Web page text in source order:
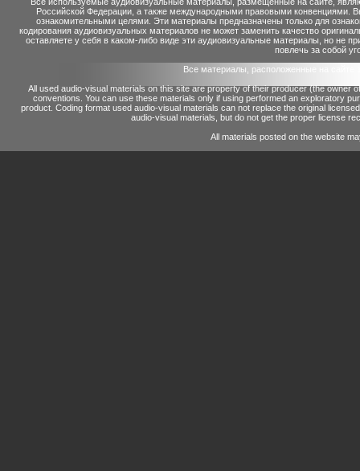
Российской Федерации, а также международными правовыми конвенциями.
ознакомительными целями. Эти материалы предназначены только для
кодирования аудиовизуальных материалов не может заменить качество
оставляете у себя в каком-либо виде эти аудиовизуальные материалы, но не
повлечь за собой
Все материалы, расположенные на сайте
All used audio-visual materials on this site are property of their producer (the owner
conventions. You can use these materials only if using performed an exploratory
product. Coding format used audio-visual materials can not replace the original
audio-visual materials, but do not get the proper license
All materials posted on the website